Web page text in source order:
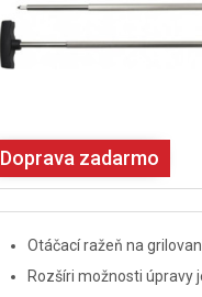
Doprava zadarmo
Otáčací ražeň na
Rozšíri možnosti úpravy